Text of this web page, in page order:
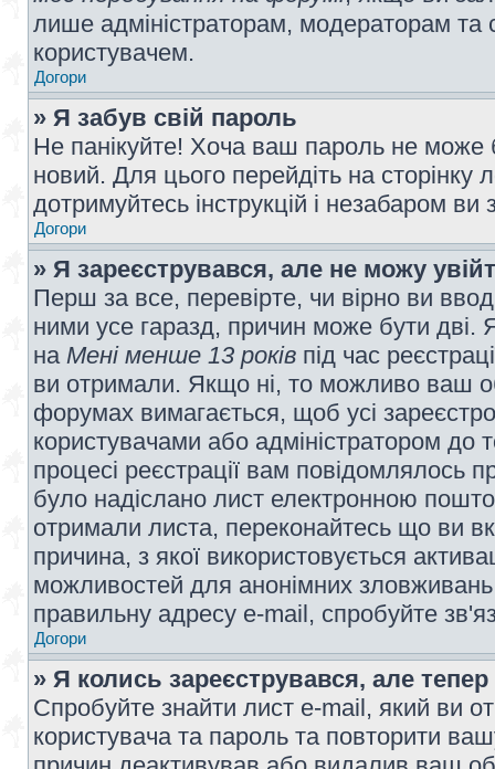
лише адміністраторам, модераторам
користувачем.
Догори
» Я забув свій пароль
Не панікуйте! Хоча ваш пароль не може
новий. Для цього перейдіть на сторінку
дотримуйтесь інструкцій і незабаром
Догори
» Я зареєструвався, але не можу
Перш за все, перевірте, чи вірно ви
ними усе гаразд, причин може бути дві.
на Мені менше 13 років під час
ви отримали. Якщо ні, то можливо ваш
форумах вимагається, щоб усі
користувачами або адміністратором до
процесі реєстрації вам повідомлялось
було надіслано лист електронною
отримали листа, переконайтесь що ви
причина, з якої використовується
можливостей для анонімних
правильну адресу e-mail, спробуйте
Догори
» Я колись зареєструвався, але
Спробуйте знайти лист e-mail, який ви
користувача та пароль та повторити